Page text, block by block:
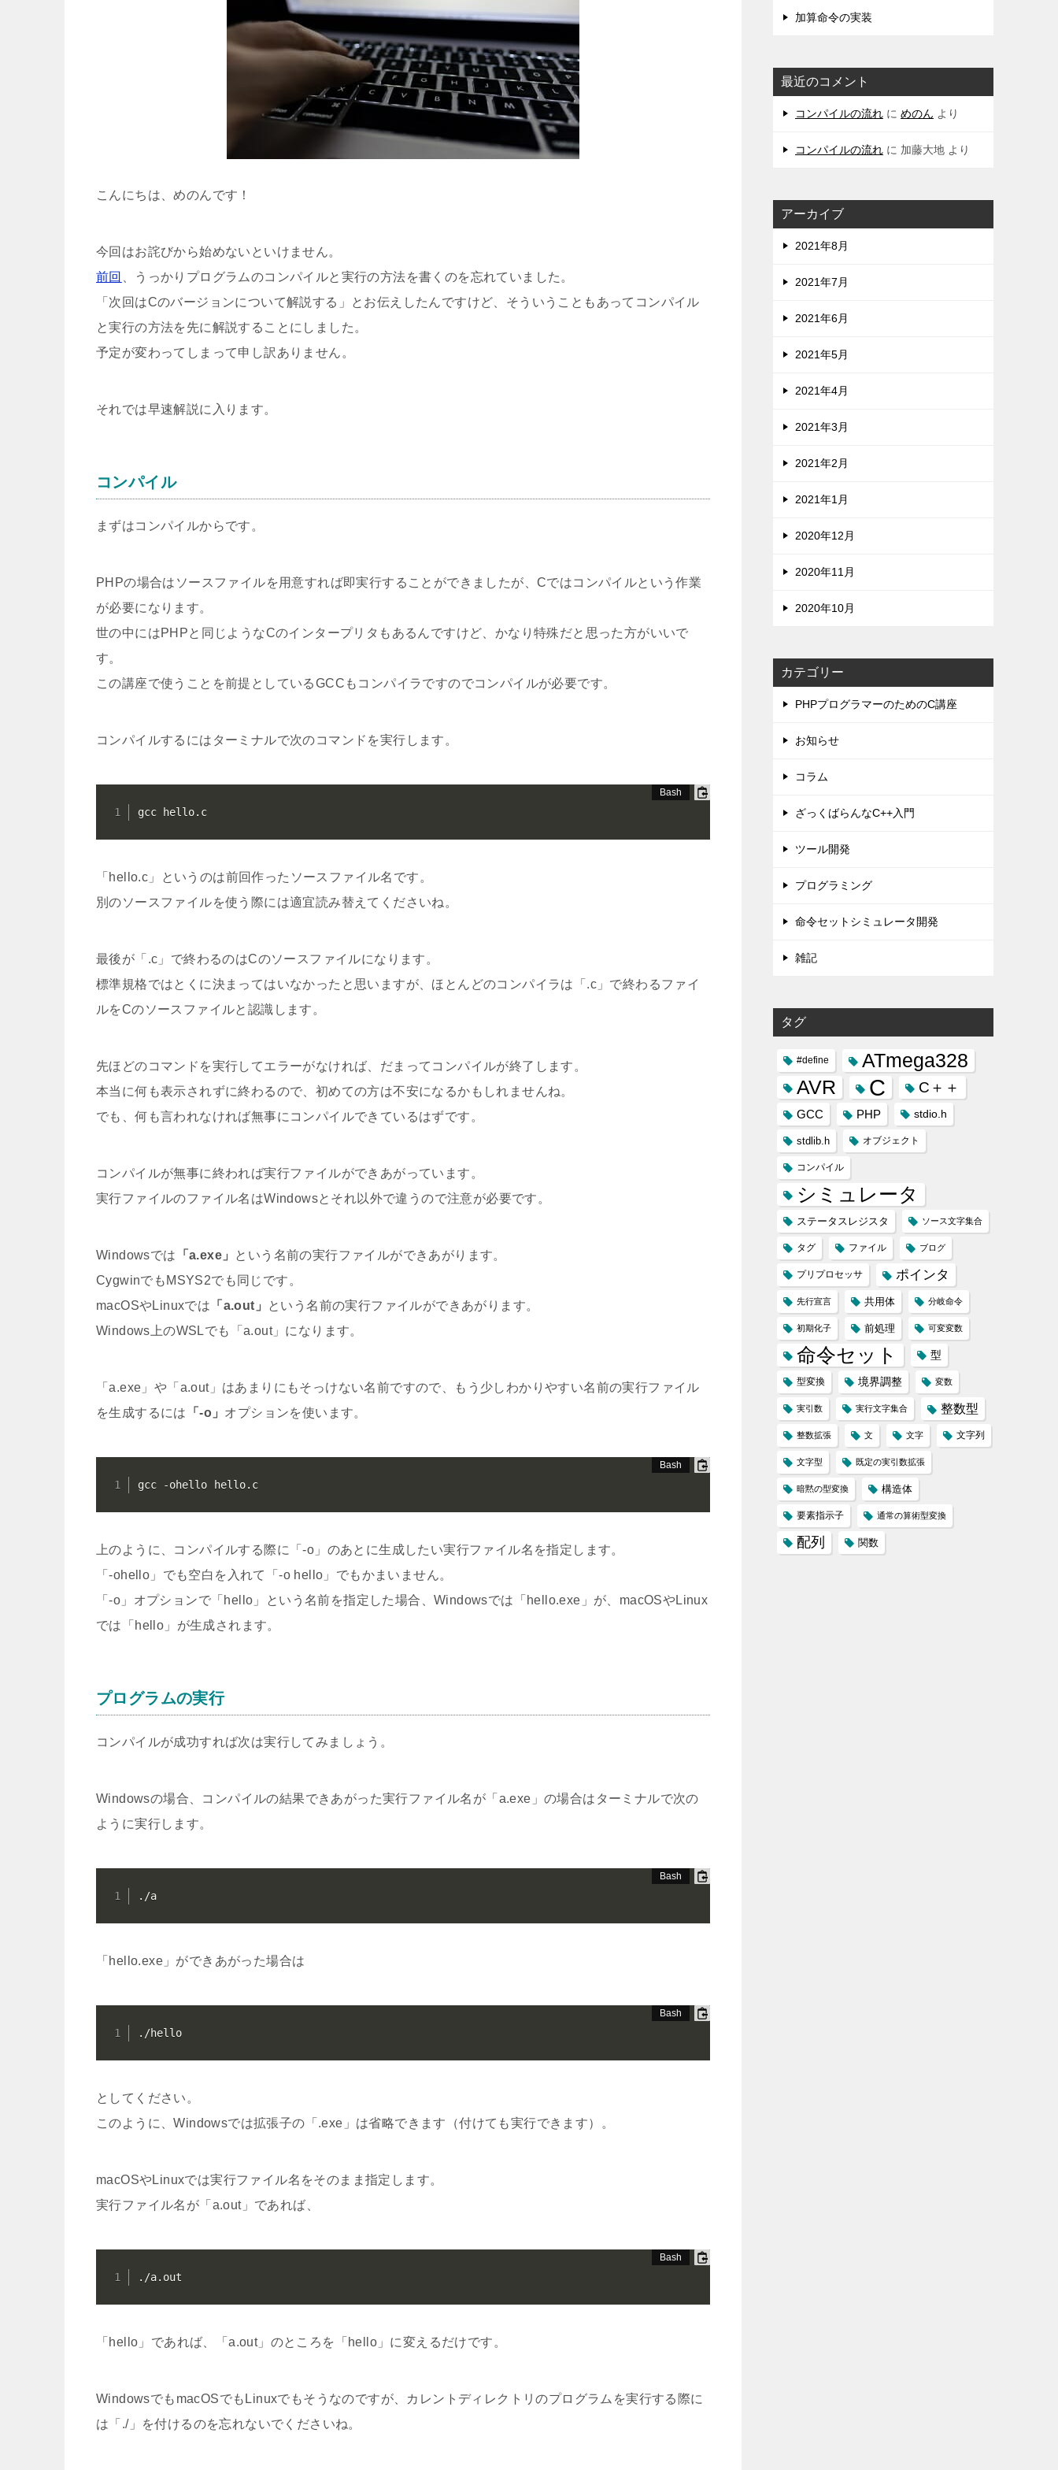
こんにちは、めのんです！
今回はお詫びから始めないといけません。
前回
、うっかりプログラムのコンパイルと実行の方法を書くのを忘れていました。
「次回はCのバージョンについて解説する」とお伝えしたんですけど、そういうこともあってコンパイル
と実行の方法を先に解説することにしました。
予定が変わってしまって申し訳ありません。
それでは早速解説に入ります。
コンパイル
まずはコンパイルからです。
PHPの場合はソースファイルを用意すれば即実行することができましたが、Cではコンパイルという作業
が必要になります。
世の中にはPHPと同じようなCのインタープリタもあるんですけど、かなり特殊だと思った方がいいで
す。
この講座で使うことを前提としているGCCもコンパイラですのでコンパイルが必要です。
コンパイルするにはターミナルで次のコマンドを実行します。
gcc hello.c
「hello.c」というのは前回作ったソースファイル名です。
別のソースファイルを使う際には適宜読み替えてくださいね。
最後が「.c」で終わるのはCのソースファイルになります。
標準規格ではとくに決まってはいなかったと思いますが、ほとんどのコンパイラは「.c」で終わるファイ
ルをCのソースファイルと認識します。
先ほどのコマンドを実行してエラーがなければ、だまってコンパイルが終了します。
本当に何も表示されずに終わるので、初めての方は不安になるかもしれませんね。
でも、何も言われなければ無事にコンパイルできているはずです。
コンパイルが無事に終われば実行ファイルができあがっています。
実行ファイルのファイル名はWindowsとそれ以外で違うので注意が必要です。
Windowsでは 「a.exe」 という名前の実行ファイルができあがります。
CygwinでもMSYS2でも同じです。
macOSやLinuxでは 「a.out」
という名前の実行ファイルができあがります。
Windows上のWSLでも「a.out」になります。
「a.exe」や「a.out」はあまりにもそっけない名前ですので、もう少しわかりやすい名前の実行ファイル
を生成するには
「-o」 オプションを使います。
gcc -ohello hello.c
上のように、コンパイルする際に「-o」のあとに生成したい実行ファイル名を指定します。
「-ohello」でも空白を入れて「-o hello」でもかまいません。
「-o」オプションで「hello」という名前を指定した場合、Windowsでは「hello.exe」が、macOSやLinux
では「hello」が生成されます。
プログラムの実行
コンパイルが成功すれば次は実行してみましょう。
Windowsの場合、コンパイルの結果できあがった実行ファイル名が「a.exe」の場合はターミナルで次の
ように実行します。
./a
「hello.exe」ができあがった場合は
./hello
としてください。
このように、Windowsでは拡張子の「.exe」は省略できます（付けても実行できます）。
macOSやLinuxでは実行ファイル名をそのまま指定します。
実行ファイル名が「a.out」であれば、
./a.out
「hello」であれば、「a.out」のところを「hello」に変えるだけです。
WindowsでもmacOSでもLinuxでもそうなのですが、カレントディレクトリのプログラムを実行する際に
は「./」を付けるのを忘れないでくださいね。
加算命令の実装
最近のコメント
コンパイルの流れ に めのん より
コンパイルの流れ に 加藤大地 より
アーカイブ
2021年8月
2021年7月
2021年6月
2021年5月
2021年4月
2021年3月
2021年2月
2021年1月
2020年12月
2020年11月
2020年10月
カテゴリー
PHPプログラマーのためのC講座
お知らせ
コラム
ざっくばらんなC++入門
ツール開発
プログラミング
命令セットシミュレータ開発
雑記
タグ
#define
ATmega328
AVR
C C＋＋
GCC PHP stdio.h
stdlib.h オブジェクト
コンパイル
シミュレータ
ステータスレジスタ ソース文字集合
タグ ファイル ブログ
プリプロセッサ ポインタ
先行宣言 共用体 分岐命令
初期化子 前処理 可変変数
命令セット 型
型変換 境界調整 変数
実引数 実行文字集合 整数型
整数拡張 文 文字 文字列
文字型 既定の実引数拡張
暗黙の型変換 構造体
要素指示子 通常の算術型変換
配列 関数